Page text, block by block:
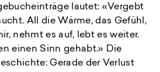
lautet: «Vergebt
All die Wärme, das Gefühl,
nehmt es auf, lebt es weiter.
einen Sinn gehabt.» Die
Gerade der Verlust